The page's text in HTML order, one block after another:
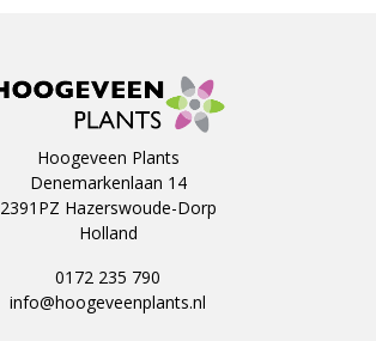
Hoogeveen Plants
Denemarkenlaan 14
2391PZ Hazerswoude-Dorp
Holland
0172 235 790
info@hoogeveenplants.nl